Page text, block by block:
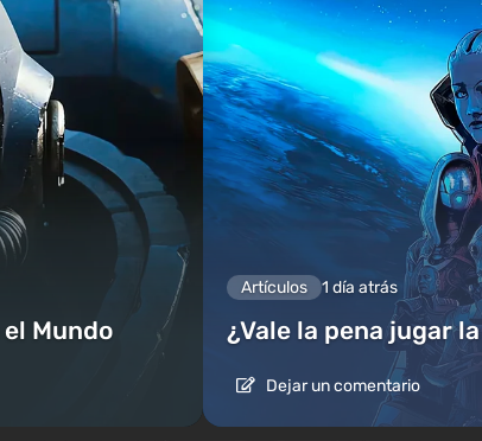
Mundo
Artículos 1 día atrás
¿Vale la pena jugar
Dejar un comentario